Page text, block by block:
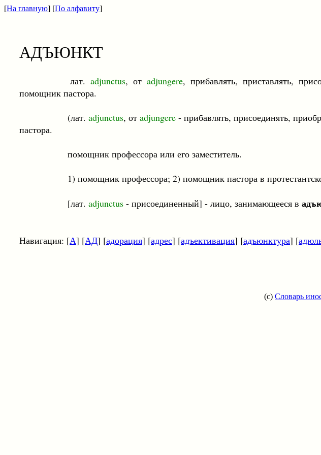
[На главную] [По алфавиту]
АДЪЮНКТ
лат. adjunctus, отadjungere, прибавлять, приставлять,
помощник пастора.
(лат. adjunctus, от adjungere- прибавлять, присоединять,
пастора.
помощник профессора или его заместитель.
1) помощник профессора; 2) помощник пастора в
[лат. adjunctus - присоединенный] - лицо, занимающееся в
Навигация: [А] [АД] [адорация] [адрес] [адъективация] [адъюнктура] [
(c) Словарь